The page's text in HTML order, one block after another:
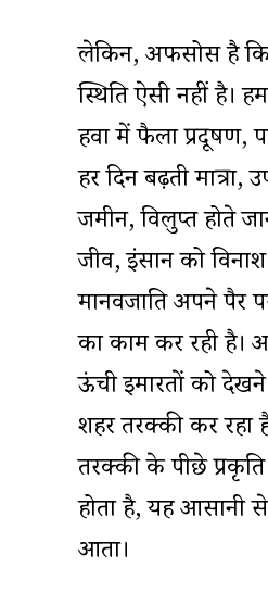
लेकिन, अफसोस है
स्थिति ऐसी नहीं है।
हवा में फैला प्रदूषण,
हर दिन बढ़ती
जमीन, विलुप्त होते
जीव, इंसान को
मानवजाति अपने पैर
का काम कर रही है।
ऊंची इमारतों को
शहर तरक्की कर
तरक्की के पीछे
होता है, यह आसानी
आता।